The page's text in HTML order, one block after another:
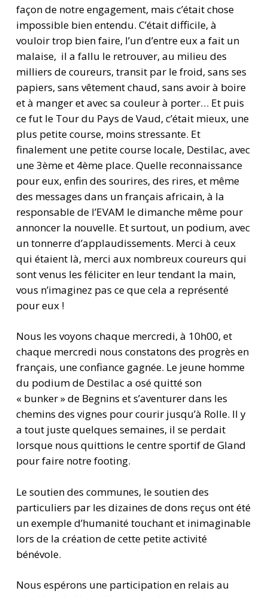
façon de notre engagement, mais c’était chose
impossible bien entendu. C’était difficile, à
vouloir trop bien faire, l’un d’entre eux a fait un
malaise, il a fallu le retrouver, au milieu des
milliers de coureurs, transit par le froid, sans ses
papiers, sans vêtement chaud, sans avoir à boire
et à manger et avec sa couleur à porter… Et puis
ce fut le Tour du Pays de Vaud, c’était mieux, une
plus petite course, moins stressante. Et
finalement une petite course locale, Destilac, avec
une 3ème et 4ème place. Quelle reconnaissance
pour eux, enfin des sourires, des rires, et même
des messages dans un français africain, à la
responsable de l’EVAM le dimanche même pour
annoncer la nouvelle. Et surtout, un podium, avec
un tonnerre d’applaudissements. Merci à ceux
qui étaient là, merci aux nombreux coureurs qui
sont venus les féliciter en leur tendant la main,
vous n’imaginez pas ce que cela a représenté
pour eux !
Nous les voyons chaque mercredi, à 10h00, et
chaque mercredi nous constatons des progrès en
français, une confiance gagnée. Le jeune homme
du podium de Destilac a osé quitté son
« bunker » de Begnins et s’aventurer dans les
chemins des vignes pour courir jusqu’à Rolle. Il y
a tout juste quelques semaines, il se perdait
lorsque nous quittions le centre sportif de Gland
pour faire notre footing.
Le soutien des communes, le soutien des
particuliers par les dizaines de dons reçus ont été
un exemple d’humanité touchant et inimaginable
lors de la création de cette petite activité
bénévole.
Nous espérons une participation en relais au